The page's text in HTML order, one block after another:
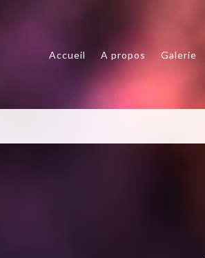
Accueil A propos Galerie